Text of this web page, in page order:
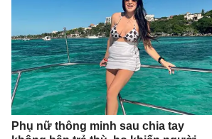
Phụ nữ thông minh sau chia tay